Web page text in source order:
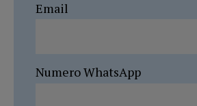
Email
Numero WhatsApp